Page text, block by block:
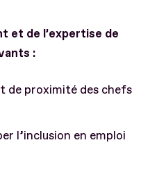
et de l’expertise de
:
de proximité des chefs
l’inclusion en emploi